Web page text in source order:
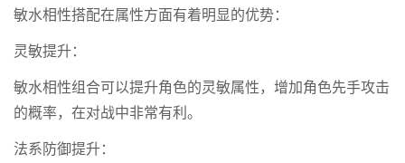
敏水相性搭配在属性方面有着明显的优势：
灵敏提升：
敏水相性组合可以提升角色的灵敏属性，增加角色先手攻击
的概率，在对战中非常有利。
法系防御提升：